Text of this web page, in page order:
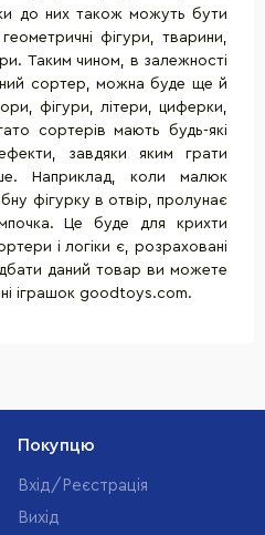
до них також можуть бути
фігури, тварини,
Таким чином, в залежності
сортер, можна буде ще й
фігури, літери, циферки,
сортерів мають будь-які
завдяки яким грати
Наприклад, коли малюк
фігурку в отвір, пролунає
Це буде для крихти
і логіки є, розраховані
даний товар ви можете
іграшок goodtoys.com.
Покупцю
Вхід/Реєстрація
Вихід